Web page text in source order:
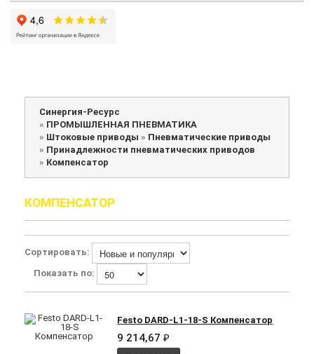
Синергия-Ресурс
» ПРОМЫШЛЕННАЯ ПНЕВМАТИКА
» Штоковые приводы » Пневматические приводы
» Принадлежности пневматических приводов
» Компенсатор
КОМПЕНСАТОР
Сортировать:
Показать по:
Festo DARD-L1-18-S Компенсатор
9 214,67₽